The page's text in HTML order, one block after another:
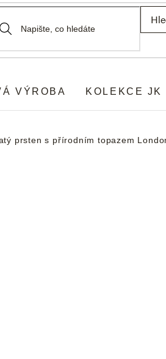
VÝROBA KOLEKCE JK
prsten s přírodním topazem